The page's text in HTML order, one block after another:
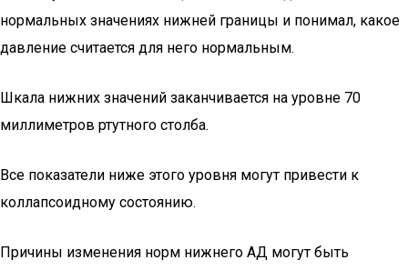
нормальных значениях нижней границы и понимал, какое
давление считается для него нормальным.
Шкала нижних значений заканчивается на уровне 70
миллиметров ртутного столба.
Все показатели ниже этого уровня могут привести к
коллапсоидному состоянию.
Причины изменения норм нижнего АД могут быть